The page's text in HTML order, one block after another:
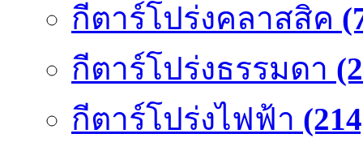
กีตาร์โปร่งคลาสสิค
กีตาร์โปร่งธรรมดา
กีตาร์โปร่งไฟฟ้า